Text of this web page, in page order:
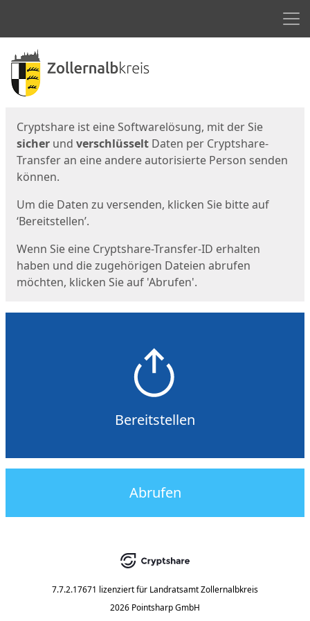
Start
Cryptshare ist eine Softwarelösung, mit der Sie
sicher und verschlüsselt Daten per Cryptshare-
Transfer an eine andere autorisierte Person senden
können.
Um die Daten zu versenden, klicken Sie bitte auf
‘Bereitstellen’.
Wenn Sie eine Cryptshare-Transfer-ID erhalten
haben und die zugehörigen Dateien abrufen
möchten, klicken Sie auf 'Abrufen'.
Bereitstellen
Abrufen
7.7.2.17671 lizenziert für Landratsamt Zollernalbkreis
2026 Pointsharp GmbH